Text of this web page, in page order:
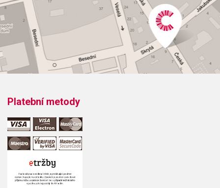
Obsahuje:
BelieveBlue EyesBorder SongCandle In The WindCrocodile
RockDanielDon't Go Breaking My HeartDon't Let The Sun Go
Down On MeI Guess That's Why They Call It The BluesI'm
Still StandingRocket ManSacrificeShine On
ThroughSomeone Saved My Life TonightYour Song
Platební metody